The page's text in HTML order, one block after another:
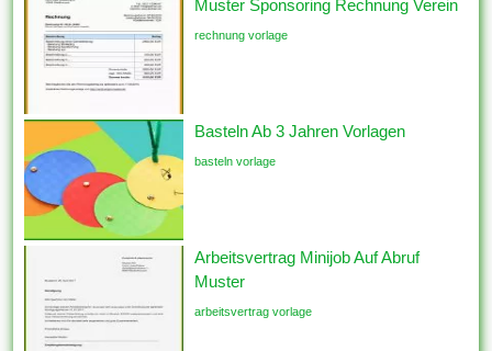
Muster Sponsoring Rechnung Verein
rechnung vorlage
Basteln Ab 3 Jahren Vorlagen
basteln vorlage
Arbeitsvertrag Minijob Auf Abruf
Muster
arbeitsvertrag vorlage